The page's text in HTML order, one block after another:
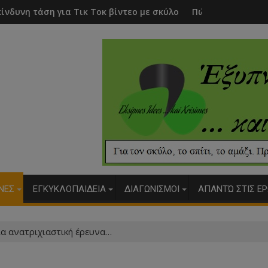
Τοκ βίντεο με σκύλους Πώς θα ξεπεράσει ένα παιδί την
ΕΓΚΥΚΛΟΠΑΙΔΕΙΑ ΔΙΑΓΩΝΙΣΜΟΙ ΑΠΑΝΤΏ ΣΤΙΣ
ανατριχιαστική έρευνα…